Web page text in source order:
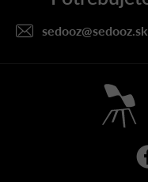
sedooz@sedooz.sk